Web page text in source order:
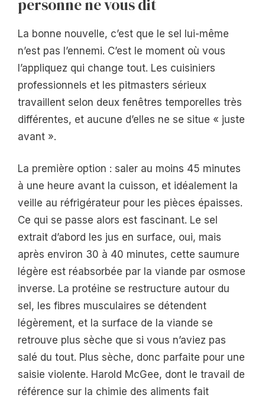
personne ne vous dit
La bonne nouvelle, c’est que le sel lui-même
n’est pas l’ennemi. C’est le moment où vous
l’appliquez qui change tout. Les cuisiniers
professionnels et les pitmasters sérieux
travaillent selon deux fenêtres temporelles très
différentes, et aucune d’elles ne se situe « juste
avant ».
La première option : saler au moins 45 minutes
à une heure avant la cuisson, et idéalement la
veille au réfrigérateur pour les pièces épaisses.
Ce qui se passe alors est fascinant. Le sel
extrait d’abord les jus en surface, oui, mais
après environ 30 à 40 minutes, cette saumure
légère est réabsorbée par la viande par osmose
inverse. La protéine se restructure autour du
sel, les fibres musculaires se détendent
légèrement, et la surface de la viande se
retrouve plus sèche que si vous n’aviez pas
salé du tout. Plus sèche, donc parfaite pour une
saisie violente. Harold McGee, dont le travail de
référence sur la chimie des aliments fait